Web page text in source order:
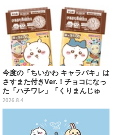
今度の「ちいかわ キャラパキ」は
さすまた付きVer.！チョコになっ
た「ハチワレ」「くりまんじゅ
う」たちも可愛い全8種
2026.8.4